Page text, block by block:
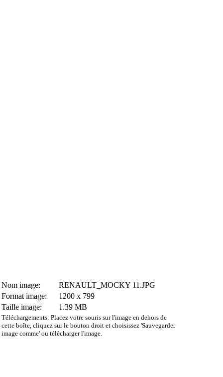
Nom image:
RENAULT_MOCKY 11.JPG
Format image:
1200 x 799
Taille image:
1.39 MB
Téléchargements: Placez votre souris sur l'image en dehors de
cette boîte, cliquez sur le bouton droit et choisissez 'Sauvegarder
image comme' ou télécharger l'image.